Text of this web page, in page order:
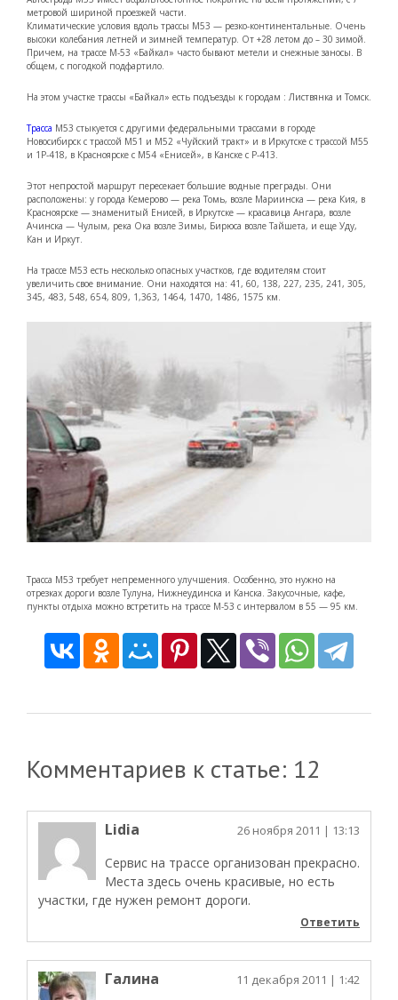
метровой шириной проезжей части.
Климатические условия вдоль трассы М53 — резко-континентальные. Очень
высоки колебания летней и зимней температур. От +28 летом до – 30 зимой.
Причем, на трассе М-53 «Байкал» часто бывают метели и снежные заносы. В
общем, с погодкой подфартило.
На этом участке трассы «Байкал» есть подъезды к городам : Листвянка и Томск.
Трасса М53 стыкуется с другими федеральными трассами в городе
Новосибирск с трассой М51 и М52 «Чуйский тракт» и в Иркутске с трассой М55
и 1Р-418, в Красноярске с М54 «Енисей», в Канске с Р-413.
Этот непростой маршрут пересекает большие водные преграды. Они
расположены: у города Кемерово — река Томь, возле Мариинска — река Кия, в
Красноярске — знаменитый Енисей, в Иркутске — красавица Ангара, возле
Ачинска — Чулым, река Ока возле Зимы, Бирюса возле Тайшета, и еще Уду,
Кан и Иркут.
На трассе М53 есть несколько опасных участков, где водителям стоит
увеличить свое внимание. Они находятся на: 41, 60, 138, 227, 235, 241, 305,
345, 483, 548, 654, 809, 1,363, 1464, 1470, 1486, 1575 км.
Трасса М53 требует непременного улучшения. Особенно, это нужно на
отрезках дороги возле Тулуна, Нижнеудинска и Канска. Закусочные, кафе,
пункты отдыха можно встретить на трассе М-53 с интервалом в 55 — 95 км.
Комментариев к статье: 12
Lidia 26 ноября 2011 | 13:13
Сервис на трассе организован прекрасно.
Места здесь очень красивые, но есть
участки, где нужен ремонт дороги.
Ответить
Галина 11 декабря 2011 | 1:42